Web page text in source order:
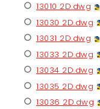
13010 2D.dwg
13030 2D.dwg
13031 2D.dwg
13033 2D.dwg
13034 2D.dwg
13035 2D.dwg
13036 2D.dwg